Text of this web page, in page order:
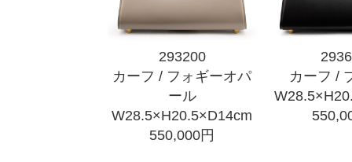
293200
カーフ / フォギーオパ
ール
W28.5×H20.5×D14cm
550,000円
カーフ /